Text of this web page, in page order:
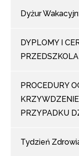
Dyżur
DYPLOMY I
PRZEDSZKOLA
PROCEDURY
PRZYPADKU
Tydzień